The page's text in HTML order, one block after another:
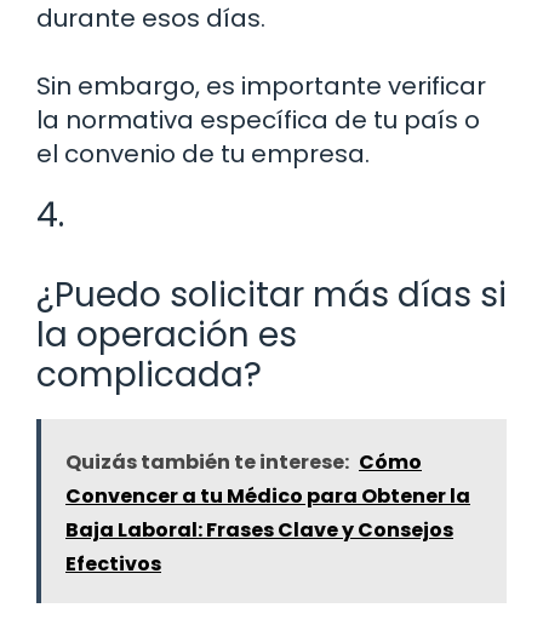
durante esos días.
Sin embargo, es importante verificar
la normativa específica de tu país o
el convenio de tu empresa.
4.
¿Puedo solicitar más días si
la operación es
complicada?
Quizás también te interese: Cómo
Convencer a tu Médico para Obtener la
Baja Laboral: Frases Clave y Consejos
Efectivos